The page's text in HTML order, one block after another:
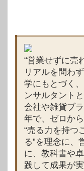
“営業せずに売
リアルを問わ
学にもとづく
ンサルタント
会社や雑貨ブ
年で、ゼロか
“売る力を持つ
る”を理念に、
に、教科書や
践して成果が